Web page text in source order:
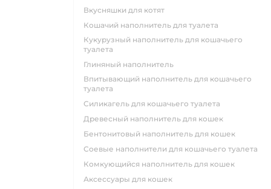
вкусняшки для котят
кошачий наполнитель для туалета
кукурузный наполнитель для кошачьего
туалета
глиняный наполнитель
впитывающий наполнитель для кошачьего
туалета
силикагель для кошачьего туалета
древесный наполнитель для кошек
бентонитовый наполнитель для кошек
соевые наполнители для кошачьего туалета
комкующийся наполнитель для кошек
аксессуары для кошек